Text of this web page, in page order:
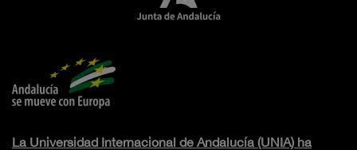
La Universidad Internacional de Andalucía (UNIA) ha